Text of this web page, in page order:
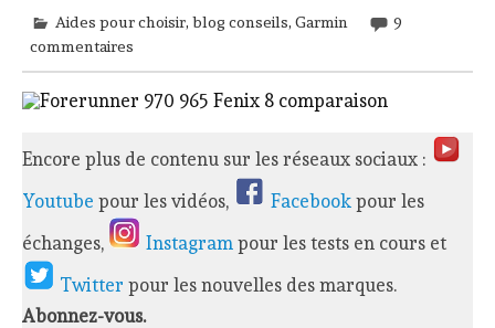
Aides pour choisir,blog conseils,Garmin
9
commentaires
Encore plus de contenu sur les réseaux sociaux :
Youtube pour les vidéos, Facebookpour les
échanges,
Instagrampour les tests en cours et
Twitterpour les nouvelles des marques.
Abonnez-vous.